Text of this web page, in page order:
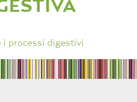
i processi digestivi